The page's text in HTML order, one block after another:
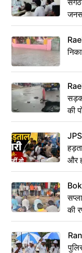
की
और
की